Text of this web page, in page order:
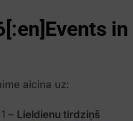
aicina uz:
– Lieldienu tirdziņš